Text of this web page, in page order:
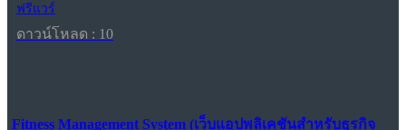
ฟรีแวร์
ดาวน์โหลด : 10
Fitness Management System (เว็บแอปพลิเคชันสำหรับธุรกิจ